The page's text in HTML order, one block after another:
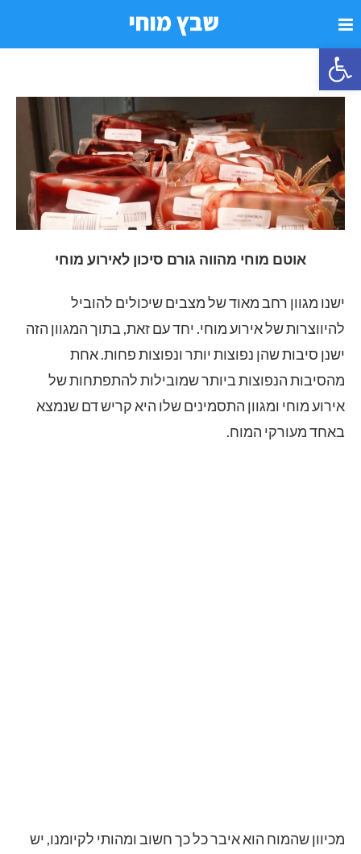
פתח סרגל נגישות
אוטם מוחי מהווה גורם סיכון לאירוע מוחי
ישנו מגוון רחב מאוד של מצבים שיכולים להוביל
להיווצרות של אירוע מוחי. יחד עם זאת, בתוך המגוון הזה
ישנן סיבות שהן נפוצות יותר ונפוצות פחות. אחת
מהסיבות הנפוצות ביותר שמובילות להתפתחות של
אירוע מוחי ומגוון התסמינים שלו היא קריש דם שנמצא
באחד מעורקי המוח.
מכיוון שהמוח הוא איבר כל כך חשוב ומהותי לקיומנו, יש